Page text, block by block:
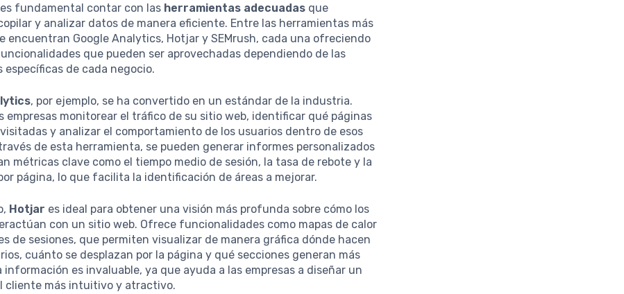
fundamental contar con las herramientas adecuadas que
y analizar datos de manera eficiente. Entre las herramientas más
encuentran Google Analytics, Hotjar y SEMrush, cada una ofreciendo
que pueden ser aprovechadas dependiendo de las
específicas de cada negocio.
, por ejemplo, se ha convertido en un estándar de la industria.
empresas monitorear el tráfico de su sitio web, identificar qué páginas
y analizar el comportamiento de los usuarios dentro de esos
de esta herramienta, se pueden generar informes personalizados
métricas clave como el tiempo medio de sesión, la tasa de rebote y la
página, lo que facilita la identificación de áreas a mejorar.
Hotjar es ideal para obtener una visión más profunda sobre cómo los
con un sitio web. Ofrece funcionalidades como mapas de calor
de sesiones, que permiten visualizar de manera gráfica dónde hacen
cuánto se desplazan por la página y qué secciones generan más
información es invaluable, ya que ayuda a las empresas a diseñar un
cliente más intuitivo y atractivo.